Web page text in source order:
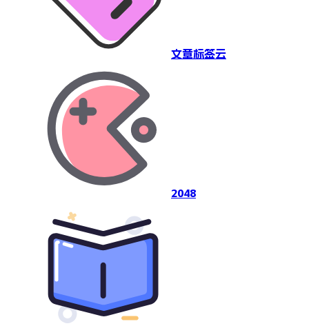
文章标签云
2048